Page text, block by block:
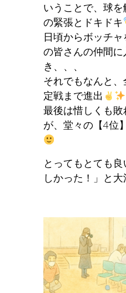
いうことで、球
の緊張とドキドキ
日頃からボッチ
の皆さんの仲間
き、、、
それでもなんと
定戦まで進出
最後は惜しくも
が、堂々の【4位
とってもとても
しかった！」と